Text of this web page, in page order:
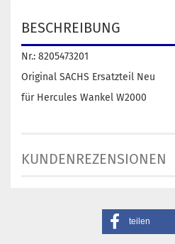
BESCHREIBUNG
Nr.: 8205473201
Original SACHS Ersatzteil Neu
für Hercules Wankel W2000
KUNDENREZENSIONEN
teilen